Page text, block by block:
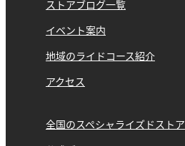
ストアブログ一覧
イベント案内
地域のライドコース紹介
アクセス
全国のスペシャライズドストア